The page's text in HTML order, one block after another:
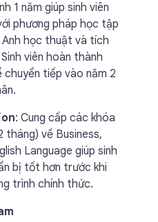
1 năm giúp sinh viên
phương pháp học tập
học thuật và tích
viên hoàn thành
tiếp vào năm 2
: Cung cấp các khóa
tháng) về Business,
Language giúp sinh
bị tốt hơn trước khi
trình chính thức.